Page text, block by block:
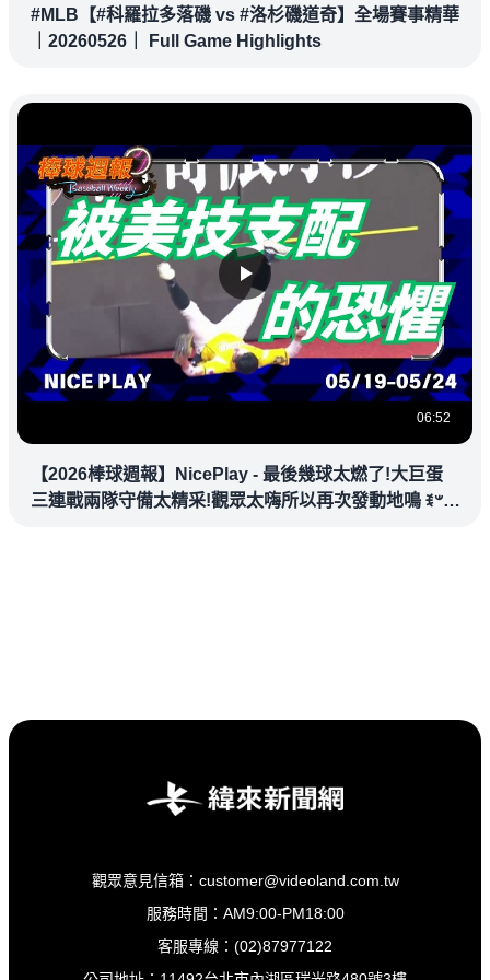
#MLB【#科羅拉多落磯 vs #洛杉磯道奇】全場賽事精華
｜20260526｜ Full Game Highlights
06:52
【2026棒球週報】NicePlay - 最後幾球太燃了!大巨蛋
三連戰兩隊守備太精采!觀眾太嗨所以再次發動地鳴 ꉂ𐤔?
觀眾意見信箱：customer@videoland.com.tw
服務時間：AM9:00-PM18:00
客服專線：(02)87977122